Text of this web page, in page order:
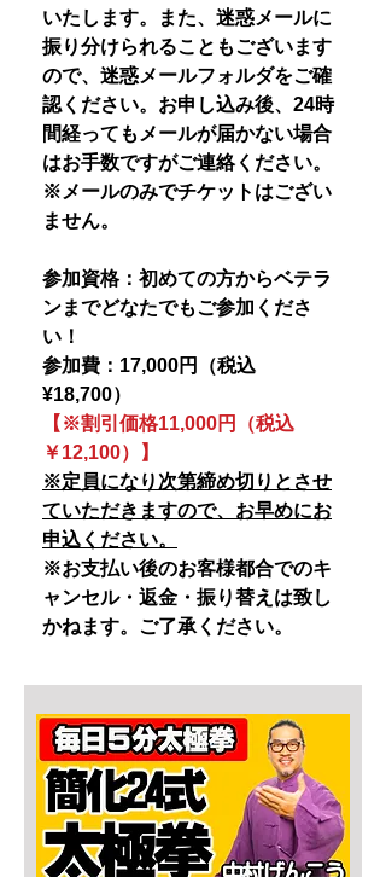
いたします。また、迷惑メールに
振り分けられることもございます
ので、迷惑メールフォルダをご確
認ください。お申し込み後、24時
間経ってもメールが届かない場合
はお手数ですがご連絡ください。
※メールのみでチケットはござい
ません。
参加資格：初めての方からベテラ
ンまでどなたでもご参加くださ
い！
参加費：17,000円（税込
¥18,700）
【※割引価格11,000円（税込
￥12,100）】
※定員になり次第締め切りとさせ
ていただきますので、お早めにお
申込ください。
※お支払い後のお客様都合でのキ
ャンセル・返金・振り替えは致し
かねます。ご了承ください。